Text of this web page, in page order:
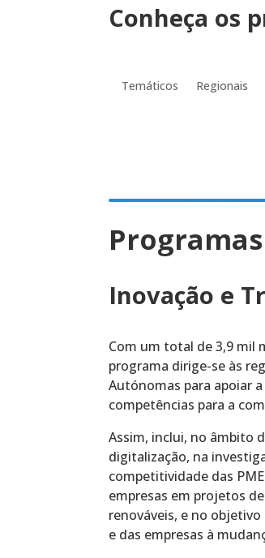
Conheça os
Temáticos Regionais
Inovação e
Com um total de 3,9 mil
programa dirige-se às
Autónomas para apoiar
competências para a
Assim, inclui, no âmbito
digitalização, na
competitividade das
empresas em projetos
renováveis, e no
e das empresas à